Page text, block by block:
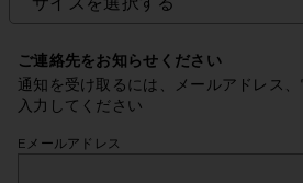
ご連絡先をお知らせください
通知を受け取るには、メールアドレス
入力してください
Eメールアドレス